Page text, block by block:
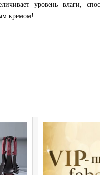
уровень влаги,
кремом!